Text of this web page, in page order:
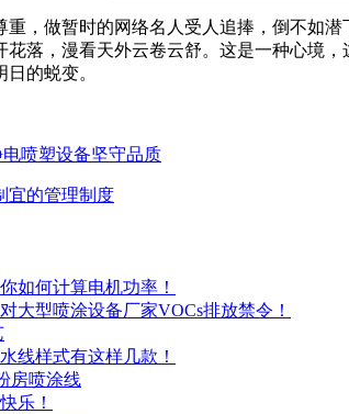
，做暂时的网络名人受人追捧，倒不如
落，漫看天外云卷云舒。这是一种心境
的蜕变。
喷塑设备坚守品质
宜的管理制度
如何计算电机功率！
大型喷涂设备厂家VOCs排放禁令！
线样式有这样几款！
房喷涂线
乐！